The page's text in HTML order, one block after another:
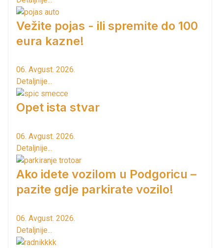
Vežite pojas - ili spremite do 100
eura kazne!
06. Avgust. 2026.
Detaljnije...
Opet ista stvar
06. Avgust. 2026.
Detaljnije...
Ako idete vozilom u Podgoricu –
pazite gdje parkirate vozilo!
06. Avgust. 2026.
Detaljnije...